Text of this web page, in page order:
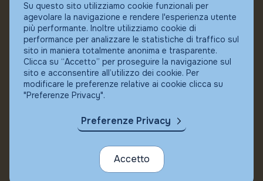
© Fundstore
Collocatore autorizzato:
Banca Ifigest SpA
P.Iva: 04337180485
Su questo sito utilizziamo cookie funzionali per
agevolare la navigazione e rendere l'esperienza utente
più performante. Inoltre utilizziamo cookie di
performance per analizzare le statistiche di traffico sul
sito in maniera totalmente anonima e trasparente.
Clicca su “Accetto” per proseguire la navigazione sul
sito e acconsentire all’utilizzo dei cookie. Per
modificare le preferenze relative ai cookie clicca su
"Preferenze Privacy".
Preferenze Privacy
Accetto